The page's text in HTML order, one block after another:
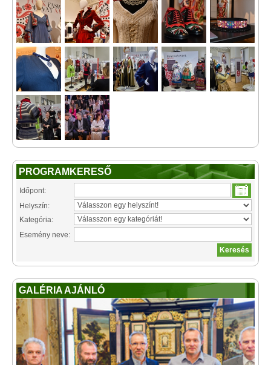
PROGRAMKERESŐ
Időpont:
Helyszín:
Kategória:
Esemény neve:
GALÉRIA AJÁNLÓ